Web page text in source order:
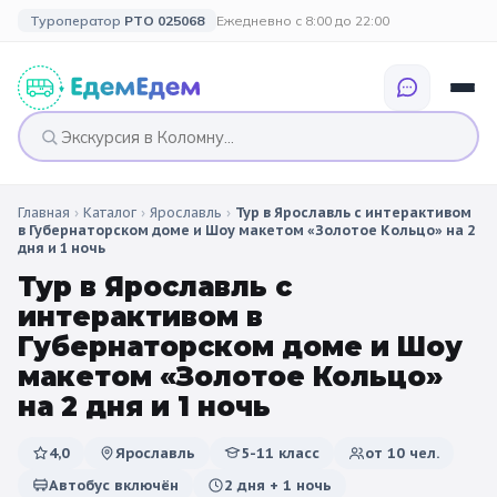
Туроператор РТО 025068 Ежедневно с 8:00 до 22:00
🎉 ПО ПРАЗДНИКАМ
🔔 1 сентября
🗳️ 18 сентября
🎄 Новогодние
🥞 Масленица
🗓️ ПО КАНИКУЛАМ
🌸 Весенние
🗓️ ПО ДЛИТЕЛЬНОСТИ
Однодневные
2 дня / 1 ночь
3 дня и больше
🎉 СОБЫТИЙНЫЕ
🎄 Новогодние
туры
🎓 Выпускные
Главная › Каталог › Ярославль › Тур в Ярославль с интерактивом
в Губернаторском доме и Шоу макетом «Золотое Кольцо» на 2
дня и 1 ночь
Тур в Ярославль с
интерактивом в
Губернаторском доме и Шоу
макетом «Золотое Кольцо»
на 2 дня и 1 ночь
4,0 Ярославль 5-11 класс от 10 чел.
Автобус включён
2 дня + 1 ночь